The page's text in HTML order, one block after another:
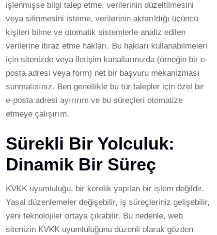
işlenmişse bilgi talep etme, verilerinin düzeltilmesini
veya silinmesini isteme, verilerinin aktarıldığı üçüncü
kişileri bilme ve otomatik sistemlerle analiz edilen
verilerine itiraz etme hakları. Bu hakları kullanabilmeleri
için sitenizde veya iletişim kanallarınızda (örneğin bir e-
posta adresi veya form) net bir başvuru mekanizması
sunmalısınız. Ben genellikle bu tür talepler için özel bir
e-posta adresi ayırırım ve bu süreçleri otomatize
etmeye çalışırım.
Sürekli Bir Yolculuk:
Dinamik Bir Süreç
KVKK uyumluluğu, bir kerelik yapılan bir işlem değildir.
Yasal düzenlemeler değişebilir, iş süreçleriniz gelişebilir,
yeni teknolojiler ortaya çıkabilir. Bu nedenle, web
sitenizin KVKK uyumluluğunu düzenli olarak gözden